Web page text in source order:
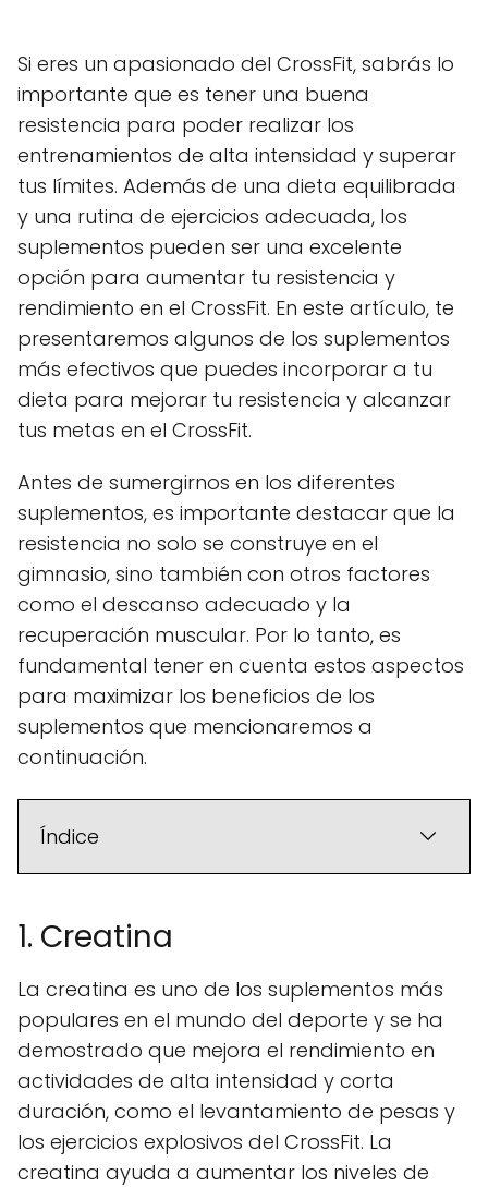
Si eres un apasionado del CrossFit, sabrás lo
importante que es tener una buena
resistencia para poder realizar los
entrenamientos de alta intensidad y superar
tus límites. Además de una dieta equilibrada
y una rutina de ejercicios adecuada, los
suplementos pueden ser una excelente
opción para aumentar tu resistencia y
rendimiento en el CrossFit. En este artículo, te
presentaremos algunos de los suplementos
más efectivos que puedes incorporar a tu
dieta para mejorar tu resistencia y alcanzar
tus metas en el CrossFit.
Antes de sumergirnos en los diferentes
suplementos, es importante destacar que la
resistencia no solo se construye en el
gimnasio, sino también con otros factores
como el descanso adecuado y la
recuperación muscular. Por lo tanto, es
fundamental tener en cuenta estos aspectos
para maximizar los beneficios de los
suplementos que mencionaremos a
continuación.
Índice
1. Creatina
La creatina es uno de los suplementos más
populares en el mundo del deporte y se ha
demostrado que mejora el rendimiento en
actividades de alta intensidad y corta
duración, como el levantamiento de pesas y
los ejercicios explosivos del CrossFit. La
creatina ayuda a aumentar los niveles de